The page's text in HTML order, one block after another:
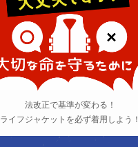
法改正で基準が変わる！
ライフジャケットを必ず着用しよう！